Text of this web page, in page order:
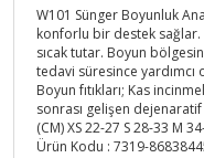
W101 Sünger Boyunluk
konforlu bir destek sağlar.
sıcak tutar. Boyun
tedavi süresince yardımcı
Boyun fıtıkları; Kas
sonrası gelişen dejenaratif
(CM) XS 22-27 S 28-33 M
Ürün Kodu : 7319-